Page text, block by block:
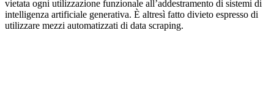
vietata ogni utilizzazione funzionale all’addestramento di sistemi di
intelligenza artificiale generativa. È altresì fatto divieto espresso di
utilizzare mezzi automatizzati di data scraping.